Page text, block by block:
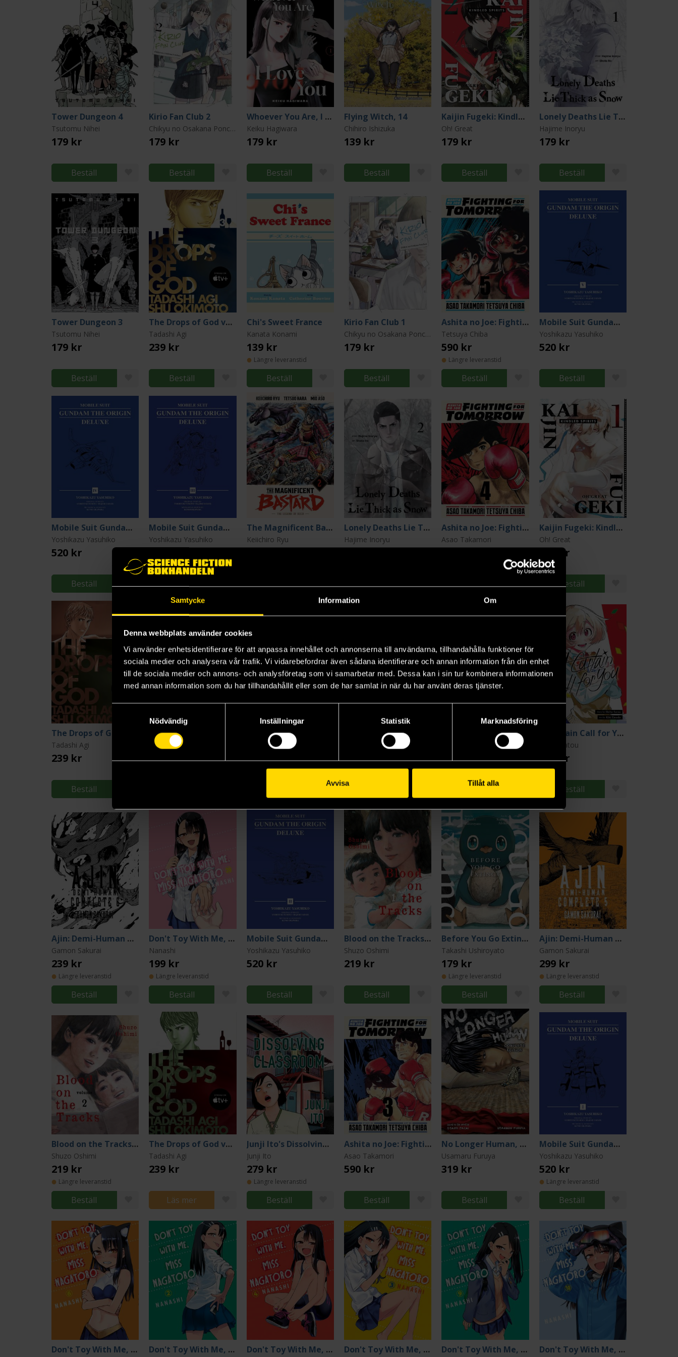
Samtycke Information Om
Denna webbplats använder cookies
Vi använder enhetsidentifierare för att anpassa innehållet och annonserna till användarna, tillhandahålla funktioner för
sociala medier och analysera vår trafik. Vi vidarebefordrar även sådana identifierare och annan information från din enhet
till de sociala medier och annons- och analysföretag som vi samarbetar med. Dessa kan i sin tur kombinera informationen
med annan information som du har tillhandahållit eller som de har samlat in när du har använt deras tjänster.
Nödvändig
Inställningar Statistik Marknadsföring
Avvisa Tillåt alla
Tower Dungeon 4
Tsutomu Nihei
179 kr
Beställ
Kirio Fan Club 2
Chikyu no Osakana Ponchan
179 kr
Beställ
Whoever You Are, I Love You 1
Keiku Hagiwara
179 kr
Beställ
Flying Witch, 14
Chihiro Ishizuka
139 kr
Beställ
Kaijin Fugeki: Kindled Spirits 2
Oh! Great
179 kr
Beställ
Lonely Deaths Lie Thick as Snow 1
Hajime Inoryu
179 kr
Beställ
Tower Dungeon 3
Tsutomu Nihei
179 kr
Beställ
The Drops of God vol. 3
Tadashi Agi
239 kr
Beställ
Chi's Sweet France
Kanata Konami
139 kr
Längre leveranstid
Beställ
Kirio Fan Club 1
Chikyu no Osakana Ponchan
179 kr
Beställ
Ashita no Joe: Fighting for Tomorrow Vol. 5
Tetsuya Chiba
590 kr
Längre leveranstid
Beställ
Mobile Suit Gundam: THE ORIGIN Deluxe 5
Yoshikazu Yasuhiko
520 kr
Beställ
Mobile Suit Gundam: THE ORIGIN Deluxe 4
Yoshikazu Yasuhiko
520 kr
Beställ
Mobile Suit Gundam: THE ORIGIN Deluxe 3
Yoshikazu Yasuhiko
Beställ
The Magnificent Bastard 2: The Legend of Keiji
Keiichiro Ryu
Beställ
Lonely Deaths Lie Thick as Snow 2
Hajime Inoryu
Beställ
Ashita no Joe: Fighting for Tomorrow Vol. 4
Asao Takamori
Beställ
Kaijin Fugeki: Kindled Spirits 1
Oh! Great
179 kr
Beställ
Tadashi Agi
239 kr
Beställ
Keiichiro Ryu
319 kr
Tower Dungeon 2
Tsutomu Nihei
179 kr
Shiho Satou
179 kr
Längre leveranstid
Nichijou My Ordinary Life 12
159 kr
Beställ
A Curtain Call for You 2
Shiho Satou
179 kr
Beställ
Ajin: Demi-Human Complete 6
Gamon Sakurai
239 kr
Längre leveranstid
Beställ
Don't Toy With Me, Miss Nagatoro, volume 20
Nanashi
199 kr
Längre leveranstid
Beställ
Mobile Suit Gundam: THE ORIGIN Deluxe 2
Yoshikazu Yasuhiko
520 kr
Beställ
Blood on the Tracks, volume 1
Shuzo Oshimi
219 kr
Beställ
Before You Go Extinct
Takashi Ushiroyato
179 kr
Längre leveranstid
Beställ
Ajin: Demi-Human Complete 5
Gamon Sakurai
299 kr
Längre leveranstid
Beställ
Blood on the Tracks, volume 2
Shuzo Oshimi
219 kr
Längre leveranstid
Beställ
The Drops of God vol. 1
Tadashi Agi
239 kr
Läs mer
Junji Ito's Dissolving Classroom (Collector's Edition)
Junji Ito
279 kr
Längre leveranstid
Beställ
Ashita no Joe: Fighting for Tomorrow Vol. 3
Asao Takamori
590 kr
Beställ
No Longer Human, Complete Edition
Usamaru Furuya
319 kr
Beställ
Mobile Suit Gundam: THE ORIGIN Deluxe 1
Yoshikazu Yasuhiko
520 kr
Längre leveranstid
Beställ
Don't Toy With Me, Miss Nagatoro, volume 6 Don't Toy With Me, Miss Nagatoro, volume 2 Don't Toy With Me, Miss Nagatoro, volume 4 Don't Toy With Me, Miss Nagatoro, volume 3 Don't Toy With Me, Miss Nagatoro, volume 9 Don't Toy With Me, Miss Nagatoro, volume 10